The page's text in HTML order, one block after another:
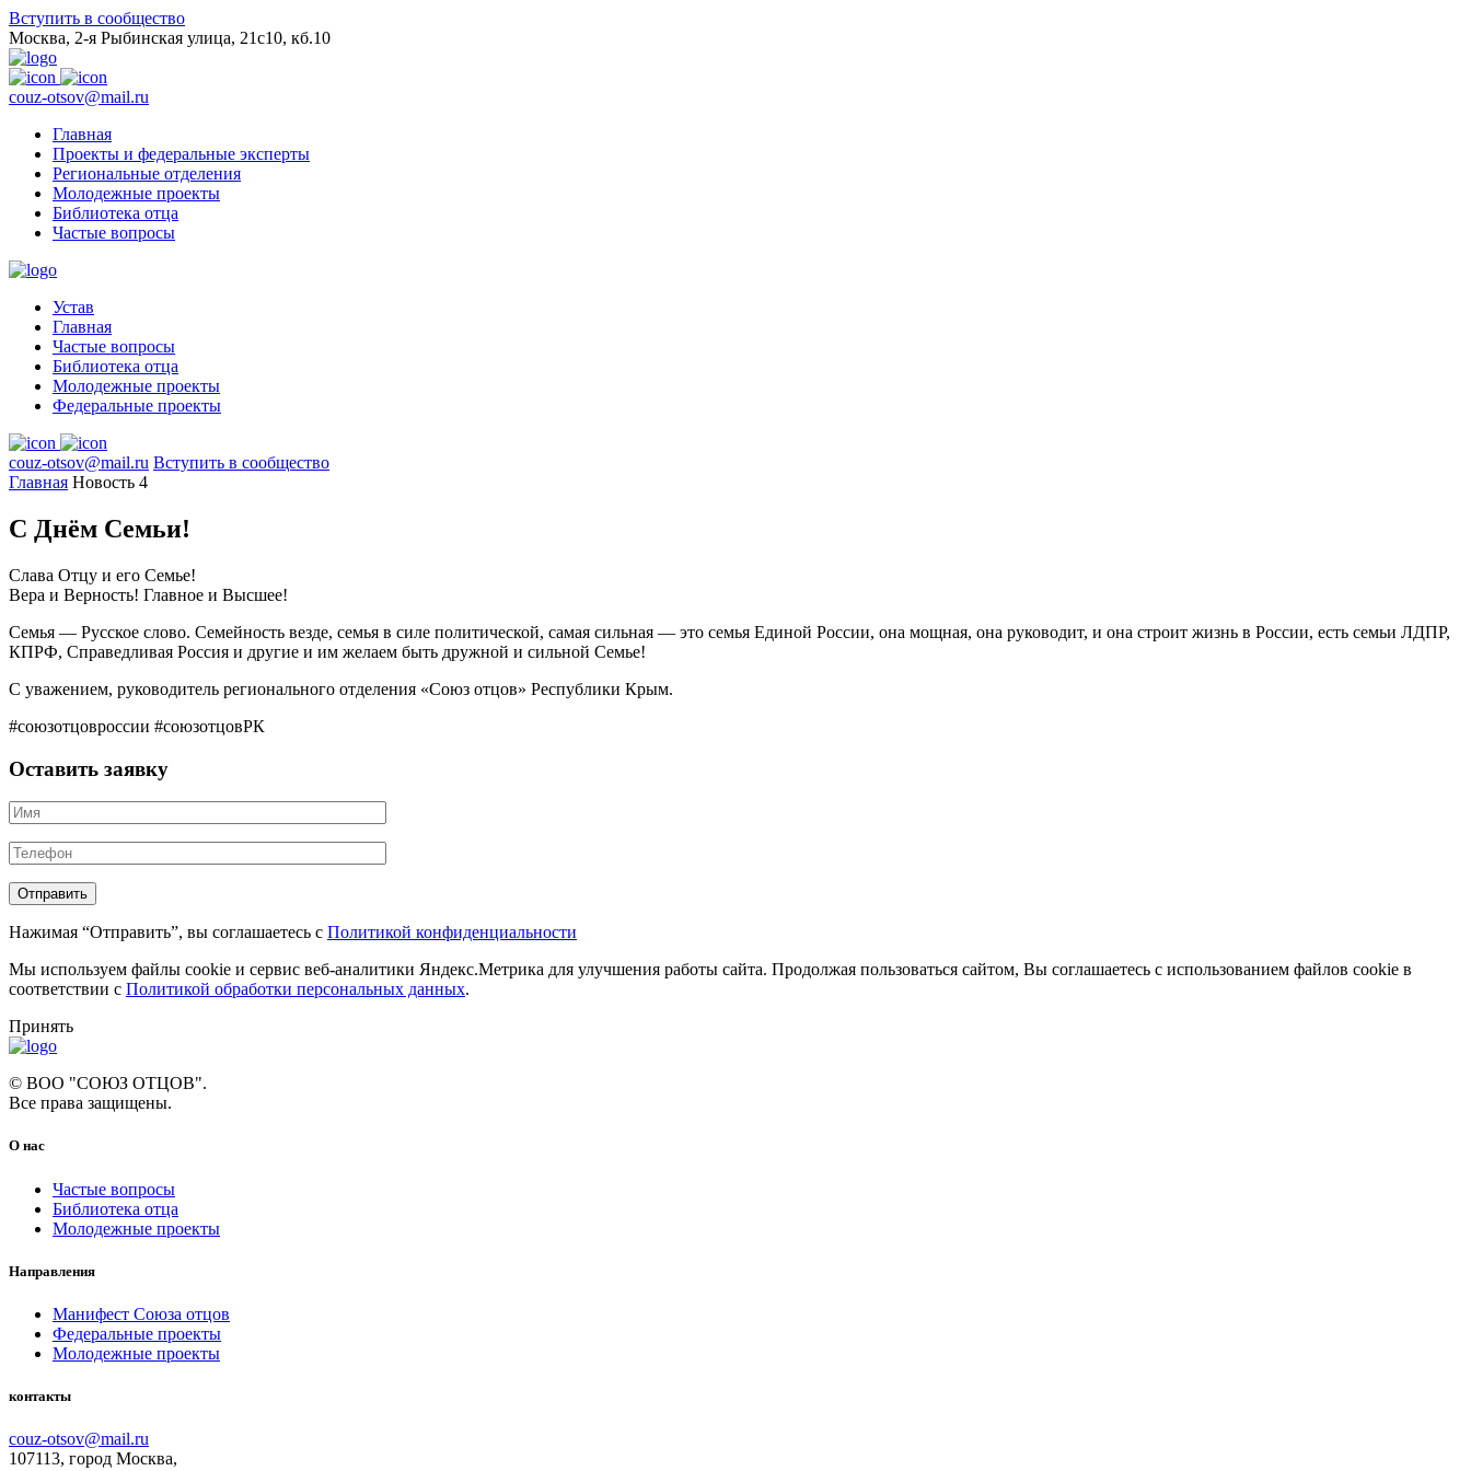
Вступить в сообщество
Москва, 2-я Рыбинская улица, 21с10, кб.10
couz-otsov@mail.ru
Главная
Проекты и федеральные эксперты
Региональные отделения
Молодежные проекты
Библиотека отца
Частые вопросы
Устав
Главная
Частые вопросы
Библиотека отца
Молодежные проекты
Федеральные проекты
couz-otsov@mail.ru Вступить в сообщество
Главная Новость 4
С Днём Семьи!
Слава Отцу и его Семье!
Вера и Верность! Главное и Высшее!
Семья — Русское слово. Семейность везде, семья в силе политической, самая сильная — это семья Единой России, она мощная, она руководит, и она строит жизнь в России, есть семьи ЛДПР,
КПРФ, Справедливая Россия и другие и им желаем быть дружной и сильной Семье!
С уважением, руководитель регионального отделения «Союз отцов» Республики Крым.
#союзотцовроссии #союзотцовРК
Оставить заявку
Нажимая “Отправить”, вы соглашаетесь с Политикой конфиденциальности
Мы используем файлы cookie и сервис веб-аналитики Яндекс.Метрика для улучшения работы сайта. Продолжая пользоваться сайтом, Вы соглашаетесь с использованием файлов cookie в
соответствии с Политикой обработки персональных данных.
Принять
© ВОО "СОЮЗ ОТЦОВ".
Все права защищены.
О нас
Частые вопросы
Библиотека отца
Молодежные проекты
Направления
Манифест Союза отцов
Федеральные проекты
Молодежные проекты
контакты
couz-otsov@mail.ru
107113, город Москва,